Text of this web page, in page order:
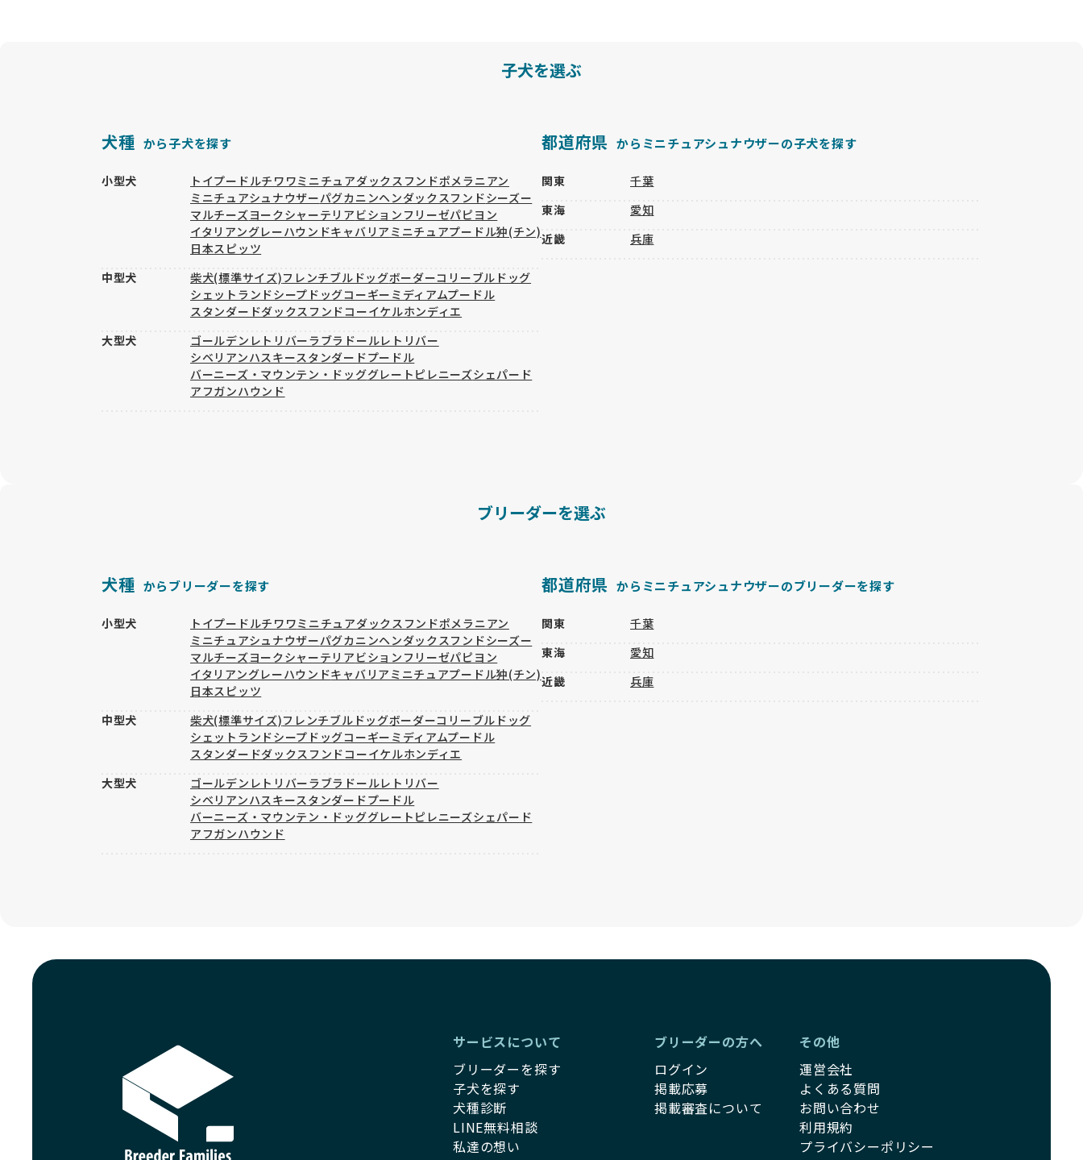
子犬を選ぶ
犬種 から子犬を探す
小型犬 トイプードルチワワミニチュアダックスフンドポメラニアン
ミニチュアシュナウザーパグカニンヘンダックスフンドシーズー
マルチーズヨークシャーテリア ビションフリーゼパピヨン
イタリアングレーハウンドキャバリア ミニチュアプードル狆(チン)
日本スピッツ
中型犬
柴犬(標準サイズ)フレンチブルドッグボーダーコリーブルドッグ
シェットランドシープドッグコーギー ミディアムプードル
スタンダードダックスフンドコーイケルホンディエ
大型犬
ゴールデンレトリバーラブラドールレトリバー
シベリアンハスキースタンダードプードル
バーニーズ・マウンテン・ドッググレートピレニーズシェパード
アフガンハウンド
都道府県 からミニチュアシュナウザーの子犬を探す
関東
千葉
東海
愛知
近畿
兵庫
ブリーダーを選ぶ
犬種 からブリーダーを探す
小型犬 トイプードルチワワミニチュアダックスフンドポメラニアン
ミニチュアシュナウザーパグカニンヘンダックスフンドシーズー
マルチーズヨークシャーテリア ビションフリーゼパピヨン
イタリアングレーハウンドキャバリア ミニチュアプードル狆(チン)
日本スピッツ
中型犬
柴犬(標準サイズ)フレンチブルドッグボーダーコリーブルドッグ
シェットランドシープドッグコーギー ミディアムプードル
スタンダードダックスフンドコーイケルホンディエ
大型犬
ゴールデンレトリバーラブラドールレトリバー
シベリアンハスキースタンダードプードル
バーニーズ・マウンテン・ドッググレートピレニーズシェパード
アフガンハウンド
都道府県 からミニチュアシュナウザーのブリーダーを探す
関東
千葉
東海
愛知
近畿
兵庫
サービスについて
ブリーダーを探す
子犬を探す
犬種診断
LINE無料相談
私達の想い
ブリーダーの方へ
ログイン
掲載応募
掲載審査について
その他
運営会社
よくある質問
お問い合わせ
利用規約
プライバシーポリシー